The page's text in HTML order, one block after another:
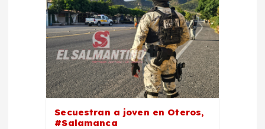
Secuestran a joven en Oteros,
#Salamanca